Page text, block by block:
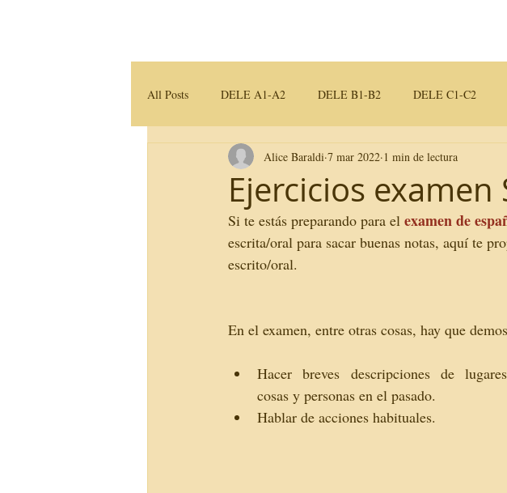
All Posts DELE A1-A2 DELE B1-B2 DELE C1-C2
Traducción e Interpretación Materiales para clase
Ejercicios examen
Alice Baraldi 7 mar 2022 1 min de lectura
Si te estás preparando para el examen de
escrita/oral para sacar buenas notas, aquí te
escrito/oral.
En el examen, entre otras cosas, hay que
Hacer breves descripciones de
cosas y personas en el pasado.
Hablar de acciones habituales.